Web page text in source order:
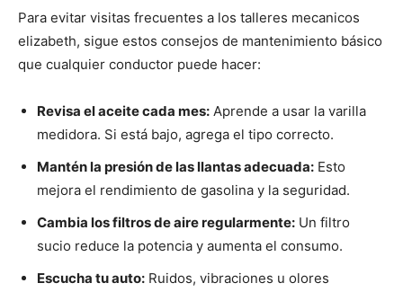
Para evitar visitas frecuentes a los talleres mecanicos
elizabeth, sigue estos consejos de mantenimiento básico
que cualquier conductor puede hacer:
Revisa el aceite cada mes: Aprende a usar la varilla
medidora. Si está bajo, agrega el tipo correcto.
Mantén la presión de las llantas adecuada: Esto
mejora el rendimiento de gasolina y la seguridad.
Cambia los filtros de aire regularmente: Un filtro
sucio reduce la potencia y aumenta el consumo.
Escucha tu auto: Ruidos, vibraciones u olores